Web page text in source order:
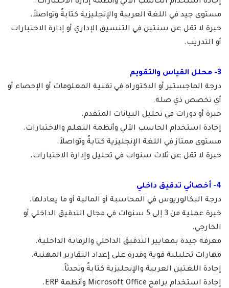
مستوى جيد في اللغة العربية والإنجليزية كتابةً وتواصلاً.
خبرة لا تقل عن سنتين في التنسيق الإداري أو إدارة الاختبارات
أو التدريب.
3- محلل القياس والتقويم
درجة الماجستير أو الدكتوراه في تقنية المعلومات أو الإحصاء أو
أي تخصص ذي صلة.
خبرة أو دورات في تحليل البيانات المتقدم.
إجادة استخدام الحاسب الآلي وأنظمة التعلم والاختبارات.
مستوى ممتاز في اللغة الإنجليزية كتابةً وتواصلاً.
خبرة لا تقل عن ثلاث سنوات في تحليل وإدارة الاختبارات.
4- أخصائي تدقيق داخلي
درجة البكالوريوس في المحاسبة أو المالية أو ما يعادلها.
خبرة عملية من 3 إلى 5 سنوات في مجال التدقيق الداخلي أو
الخارجي.
معرفة جيدة بمعايير التدقيق الداخلي والرقابة الداخلية.
مهارات تحليلية قوية وقدرة على إعداد التقارير المهنية.
إجادة اللغتين العربية والإنجليزية كتابةً وتحدثاً.
إجادة استخدام برامج Microsoft Office وأنظمة ERP.